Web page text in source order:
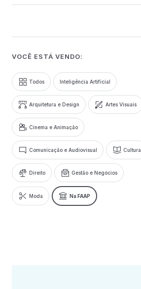
VOCÊ ESTÁ VENDO:
Todos Inteligência Artificial
Arquitetura e Design Artes Visuais
Cinema e Animação
Comunicação e Audiovisual Cultura
Direito Gestão e Negócios
Moda Na FAAP